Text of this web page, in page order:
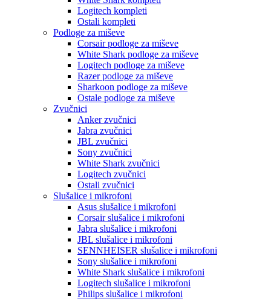
Logitech kompleti
Ostali kompleti
Podloge za miševe
Corsair podloge za miševe
White Shark podloge za miševe
Logitech podloge za miševe
Razer podloge za miševe
Sharkoon podloge za miševe
Ostale podloge za miševe
Zvučnici
Anker zvučnici
Jabra zvučnici
JBL zvučnici
Sony zvučnici
White Shark zvučnici
Logitech zvučnici
Ostali zvučnici
Slušalice i mikrofoni
Asus slušalice i mikrofoni
Corsair slušalice i mikrofoni
Jabra slušalice i mikrofoni
JBL slušalice i mikrofoni
SENNHEISER slušalice i mikrofoni
Sony slušalice i mikrofoni
White Shark slušalice i mikrofoni
Logitech slušalice i mikrofoni
Philips slušalice i mikrofoni